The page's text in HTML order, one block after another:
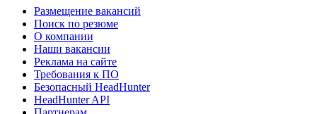
Размещение вакансий
Поиск по резюме
О компании
Наши вакансии
Реклама на сайте
Требования к ПО
Безопасный HeadHunter
HeadHunter API